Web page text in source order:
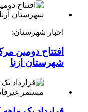
اخبار شهرستان:
افتتاح دومین
شهرستان ازنا